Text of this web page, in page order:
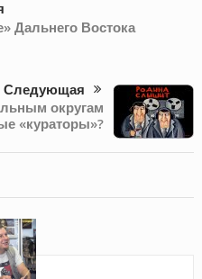
Дальнего Востока
Следующая
округам
«кураторы»?